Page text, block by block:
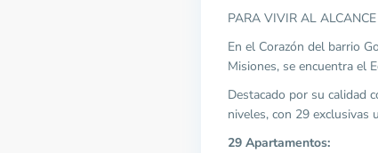
PARA VIVIR AL
En el Corazón del barrio
Misiones, se encuentra el
Destacado por su calidad
niveles, con 29 exclusivas
29 Apartamentos: